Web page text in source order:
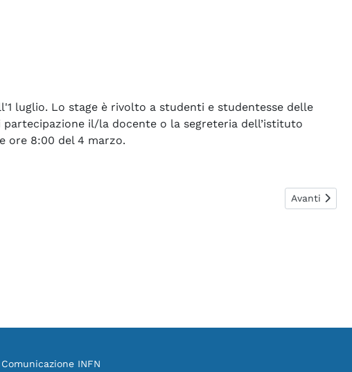
luglio. Lo stage è rivolto a studenti e studentesse delle
il/la docente o la segreteria dell’istituto
ore 8:00 del 4 marzo.
Articolo
Avanti
INFN